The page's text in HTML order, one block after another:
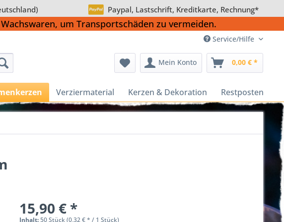
Paypal, Lastschrift, Kreditkarte, Rechnung*
um Transportschäden zu vermeiden.
Service/Hilfe
Mein Konto 0,00 € *
Verziermaterial Kerzen & Dekoration Restposten
15,90 € *
Inhalt:50 Stück (0,32 € * / 1 Stück)